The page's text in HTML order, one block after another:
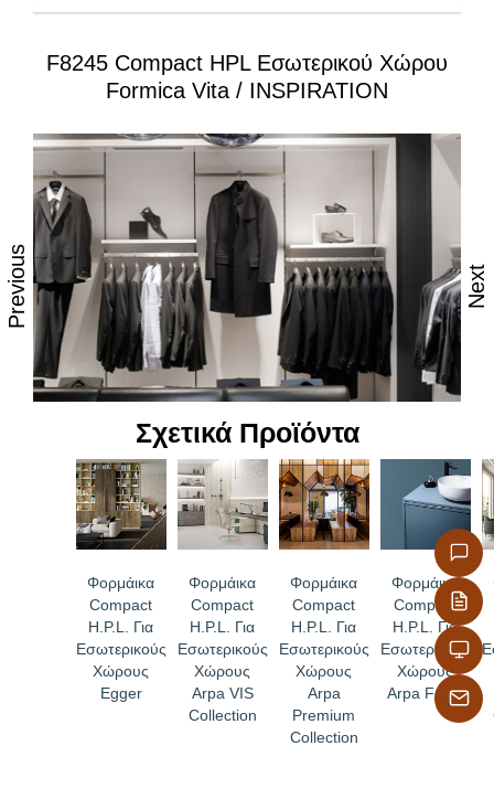
Ιδιότητες:
Ανθεκτικά στη θερμότητα και τον ατμό
Αναβαθμισμένη ανθεκτικότητα σε θερμότητα, κρούση,
τριβή & στις μεταβολές του χρώματος από την ηλιακή
ακτινοβολία
Επιφάνεια απόλυτα υγιεινή με εξελιγμένη
αντιβακτηριδιακή φινιτούρα κατάλληλη για τρόφιμα
Υψηλή αντοχή στον αποχρωματισμό και το θάμπωμα
Εξαιρετικές υφές και αφή επιφάνειας
Aναβαθμισμένη μηχανική αντοχή, κατάλληλα για πολύ
σκληρή χρήση και για High Traffic περιβάλλοντα
Ποιότητα χρώματος, αναβαθμισμένα χαρτιά, υψηλή
αισθητική
Εύκολος καθαρισμός, υψηλή αντοχή σε καθαριστικά &
χημικά
F8245 Compact HPL Εσωτερικού Χώρου
Formica Vita / INSPIRATION
Previous Next
Σχετικά Προϊόντα
Φορμάικα
Compact
H.P.L. Για
Εσωτερικούς
Χώρους
Egger
Φορμάικα
Compact
H.P.L. Για
Εσωτερικούς
Χώρους
Arpa VIS
Collection
Φορμάικα
Compact
H.P.L. Για
Εσωτερικούς
Χώρους
Arpa
Premium
Collection
Φορμάικα
Compact
H.P.L. Για
Εσωτερικούς
Χώρους
Arpa Fenix